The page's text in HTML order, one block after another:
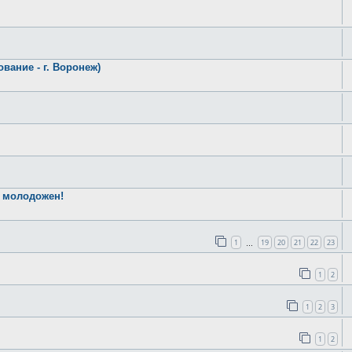
- г. Воронеж)
молодожен!
1 19 20 21 22 23
1 2
1 2 3
1 2